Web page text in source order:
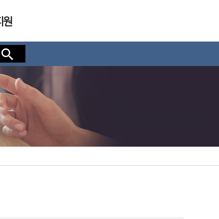
원
검색